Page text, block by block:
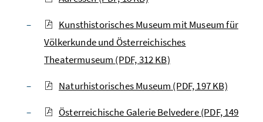
Kunsthistorisches Museum mit Museum für
Völkerkunde und Österreichisches
Theatermuseum (PDF, 312 KB)
Naturhistorisches Museum (PDF, 197 KB)
Österreichische Galerie Belvedere(PDF, 149